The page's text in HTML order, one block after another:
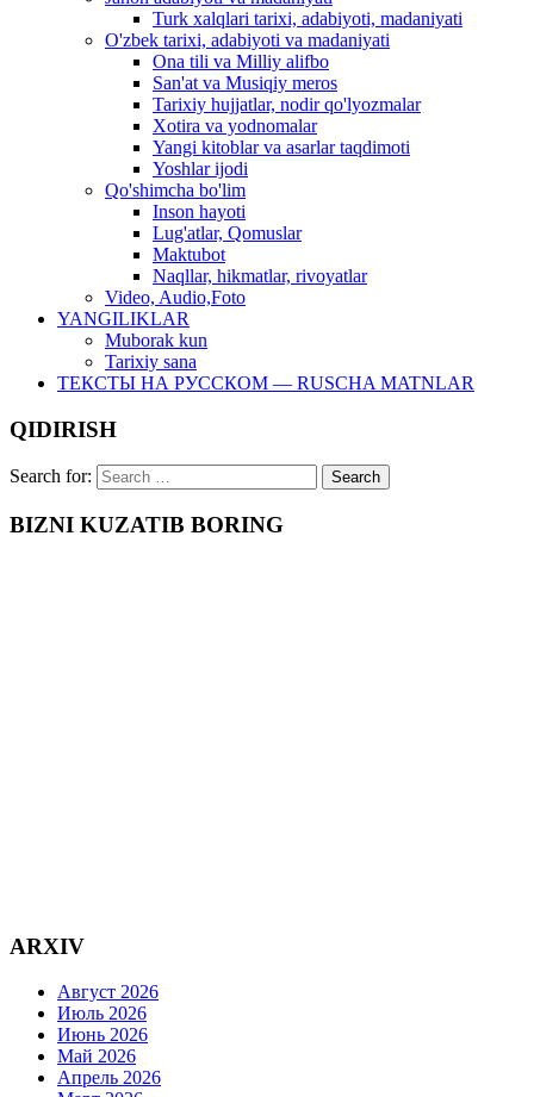
Turk xalqlari tarixi, adabiyoti, madaniyati
O'zbek tarixi, adabiyoti va madaniyati
Ona tili va Milliy alifbo
San'at va Musiqiy meros
Tarixiy hujjatlar, nodir qo'lyozmalar
Xotira va yodnomalar
Yangi kitoblar va asarlar taqdimoti
Yoshlar ijodi
Qo'shimcha bo'lim
Inson hayoti
Lug'atlar, Qomuslar
Maktubot
Naqllar, hikmatlar, rivoyatlar
Video, Audio,Foto
YANGILIKLAR
Muborak kun
Tarixiy sana
ТЕКСТЫ НА РУССКОМ — RUSCHA MATNLAR
QIDIRISH
Search for:
BIZNI KUZATIB BORING
ARXIV
Август 2026
Июль 2026
Июнь 2026
Май 2026
Апрель 2026